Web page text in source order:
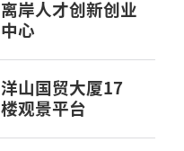
离岸人才创新创业
中心
洋山国贸大厦17
楼观景平台